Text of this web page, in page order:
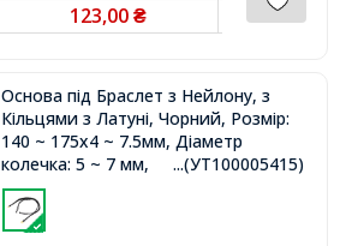
123,00 ₴
Основа під Браслет з Нейлону, з
Кільцями з Латуні, Чорний, Розмір:
140 ~ 175x4 ~ 7.5мм, Діаметр
колечка: 5 ~ 7 мм,
...(УТ100005415)